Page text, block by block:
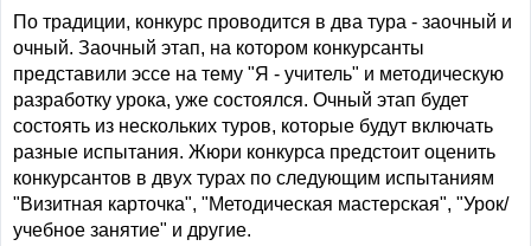
По традиции, конкурс проводится в два тура - заочный и
очный. Заочный этап, на котором конкурсанты
представили эссе на тему "Я - учитель" и методическую
разработку урока, уже состоялся. Очный этап будет
состоять из нескольких туров, которые будут включать
разные испытания. Жюри конкурса предстоит оценить
конкурсантов в двух турах по следующим испытаниям
"Визитная карточка", "Методическая мастерская", "Урок/
учебное занятие" и другие.